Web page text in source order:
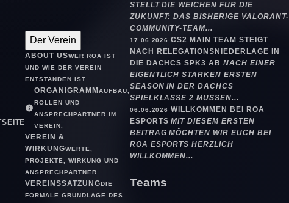
Der Verein
ABOUT USWER ROA IST
UND WIE DER VEREIN
ENTSTANDEN IST.
ORGANIGRAMMAUFBAU,
ROLLEN UND
ANSPRECHPARTNER IM
VEREIN.
VEREIN &
WIRKUNGWERTE,
PROJEKTE, WIRKUNG UND
ANSPRECHPARTNER.
VEREINSSATZUNG DIE
FORMALE GRUNDLAGE DES
STELLT DIE WEICHEN FÜR DIE
ZUKUNFT: DAS BISHERIGE VALORANT-
COMMUNITY-TEAM...
17.06.2026 CS2 MAIN TEAM STEIGT
NACH RELEGATIONSNIEDERLAGE IN
DIE DACHCS SPK3 AB NACH EINER
EIGENTLICH STARKEN ERSTEN
SEASON IN DER DACHCS
SPIELKLASSE 2 MÜSSEN...
06.06.2026 WILLKOMMEN BEI ROA
ESPORTS MIT DIESEM ERSTEN
BEITRAG MÖCHTEN WIR EUCH BEI
ROA ESPORTS HERZLICH
WILLKOMMEN...
Teams